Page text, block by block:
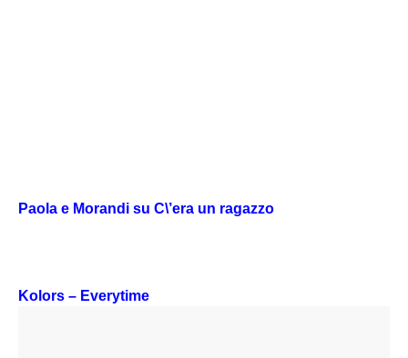
Paola e Morandi su C\’era un ragazzo
Kolors – Everytime